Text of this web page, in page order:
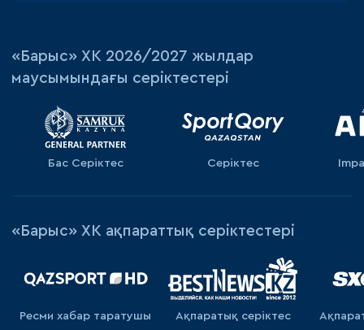
«‎Барыс»‎ ХК 2026/2027 жылдар
маусымындағы серіктестері
Бас Серіктес Серіктес
«Барыс» ХК ақпараттық серіктестері
Ресми хабар таратушы Ақпаратық серiктес